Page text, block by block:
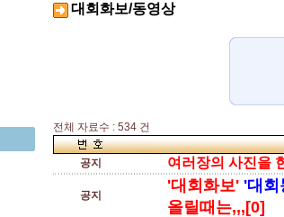
대회화보/동영상
전체 자료수 : 534 건
공지 여러장의 사진을
공지
'대회화보' '대회
올릴때는,,,[0]